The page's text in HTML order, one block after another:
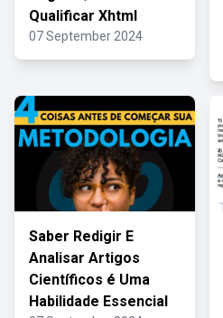
Qualificar Xhtml
07 September 2024
Saber Redigir E
Analisar Artigos
Científicos é Uma
Habilidade Essencial